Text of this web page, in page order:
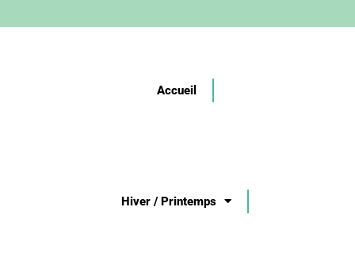
Accueil
Hiver / Printemps